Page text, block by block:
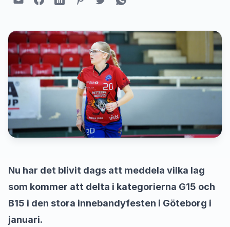
Nu har det blivit dags att meddela vilka lag
som kommer att delta i kategorierna G15 och
B15 i den stora innebandyfesten i Göteborg i
januari.